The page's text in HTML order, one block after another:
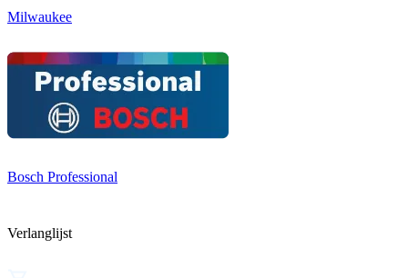
Milwaukee
Bosch Professional
Verlanglijst